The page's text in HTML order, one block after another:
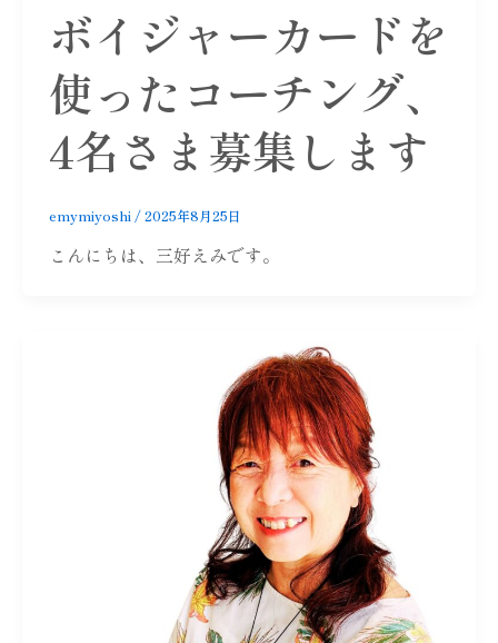
ボイジャーカードを
使ったコーチング、
4名さま募集します
emymiyoshi /2025年8月25日
こんにちは、三好えみです。